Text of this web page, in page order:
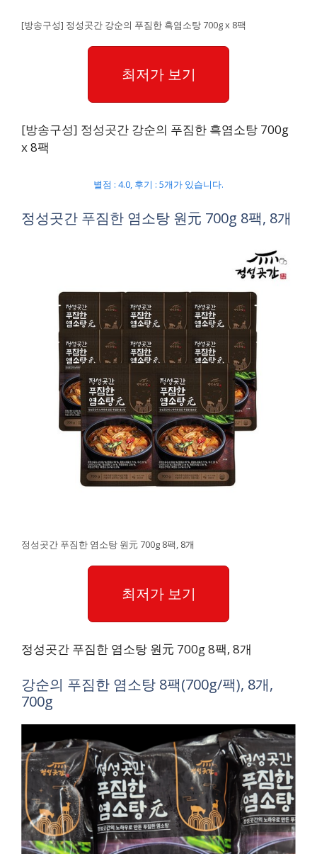
[방송구성] 정성곳간 강순의 푸짐한 흑염소탕 700g x 8팩
최저가 보기
[방송구성] 정성곳간 강순의 푸짐한 흑염소탕 700g
x 8팩
별점 : 4.0, 후기 : 5개가 있습니다.
정성곳간 푸짐한 염소탕 원元 700g 8팩, 8개
정성곳간 푸짐한 염소탕 원元 700g 8팩, 8개
최저가 보기
정성곳간 푸짐한 염소탕 원元 700g 8팩, 8개
강순의 푸짐한 염소탕 8팩(700g/팩), 8개,
700g